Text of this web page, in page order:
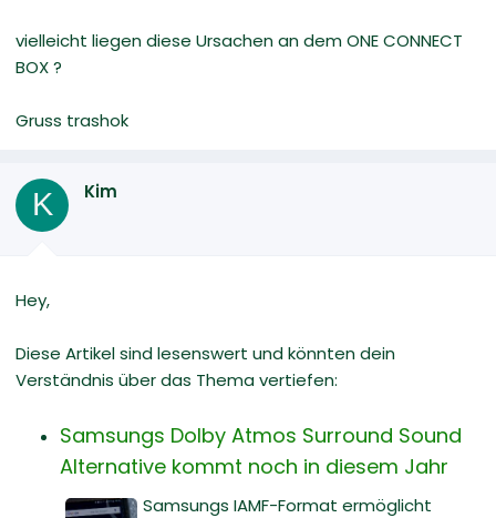
vielleicht liegen diese Ursachen an dem ONE CONNECT
BOX ?
Gruss trashok
K Kim
Hey,
Diese Artikel sind lesenswert und könnten dein
Verständnis über das Thema vertiefen:
Samsungs Dolby Atmos Surround Sound
Alternative kommt noch in diesem Jahr
Samsungs IAMF-Format ermöglicht